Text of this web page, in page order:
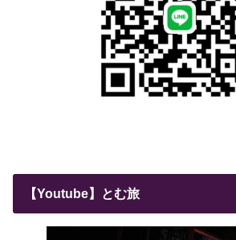
【Youtube】とむ旅